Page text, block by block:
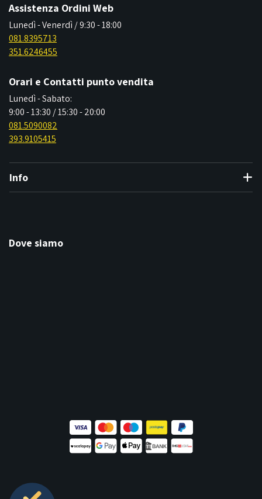
Assistenza Ordini Web
Lunedì - Venerdì / 9:30 - 18:00
081.8395713
351.6246455
Orari e Contatti punto vendita
Lunedì - Sabato:
9:00 - 13:30 / 15:30 - 20:00
081.5090082
393.9105415
Info
Dove siamo